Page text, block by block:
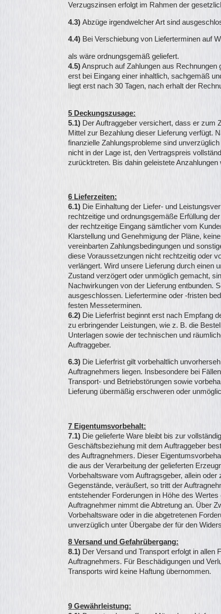
Verzugszinsen erfolgt im Rahmen der
4.3) Abzüge irgendwelcher Art sind
4.4) Bei Verschiebung von Lieferterminen auf
als wäre ordnungsgemäß geliefert.
4.5)Anspruch auf Zahlungen aus
erst bei Eingang einer inhaltlich, sachgemäß
liegt erst nach 30 Tagen, nach erhalt der
5 Deckungszusage:
5.1) Der Auftraggeber versichert, dass er zum
Mittel zur Bezahlung dieser Lieferung verfügt.
finanzielle Zahlungsprobleme sind
nicht in der Lage ist, den Vertragspreis
zurücktreten. Bis dahin geleistete
6 Lieferzeiten:
6.1) Die Einhaltung der Liefer- und
rechtzeitige und ordnungsgemäße Erfüllung
der rechtzeitige Eingang sämtlicher vom
Klarstellung und Genehmigung der Pläne,
vereinbarten Zahlungsbedingungen und
diese Voraussetzungen nicht rechtzeitig oder
verlängert. Wird unsere Lieferung durch einen
Zustand verzögert oder unmöglich gemacht,
Nachwirkungen von der Lieferung entbunden.
ausgeschlossen. Liefertermine oder -fristen
festen Messeterminen.
6.2) Die Lieferfrist beginnt erst nach Empfang
zu erbringender Leistungen, wie z. B. die
Unterlagen sowie der technischen und
Auftraggeber.
6.3) Die Lieferfrist gilt vorbehaltlich
Auftragnehmers liegen. Insbesondere bei
Transport- und Betriebstörungen sowie
Lieferung übermäßig erschweren oder
7 Eigentumsvorbehalt:
7.1) Die gelieferte Ware bleibt bis zur
Geschäftsbeziehung mit dem Auftraggeber
des Auftragnehmers. Dieser
die aus der Verarbeitung der gelieferten
Vorbehaltsware vom Auftragsgeber, allein
Gegenstände, veräußert, so tritt der
entstehender Forderungen in Höhe des
Auftragnehmer nimmt die Abtretung an. Über
Vorbehaltsware oder in die abgetretenen
unverzüglich unter Übergabe der für den
8 Versand und Gefahrübergang:
8.1) Der Versand und Transport erfolgt in allen
Auftragnehmers. Für Beschädigungen und
Transports wird keine Haftung übernommen.
9 Gewährleistung: